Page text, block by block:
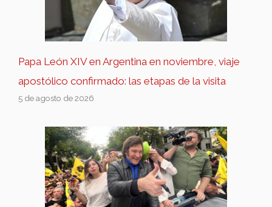
Papa León XIV en Argentina en noviembre, viaje
apostólico confirmado: las etapas de la visita
5 de agosto de 2026